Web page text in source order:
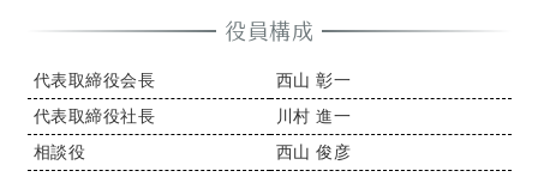
役員構成
代表取締役会長
西山 彰一
代表取締役社長
川村 進一
相談役
西山 俊彦